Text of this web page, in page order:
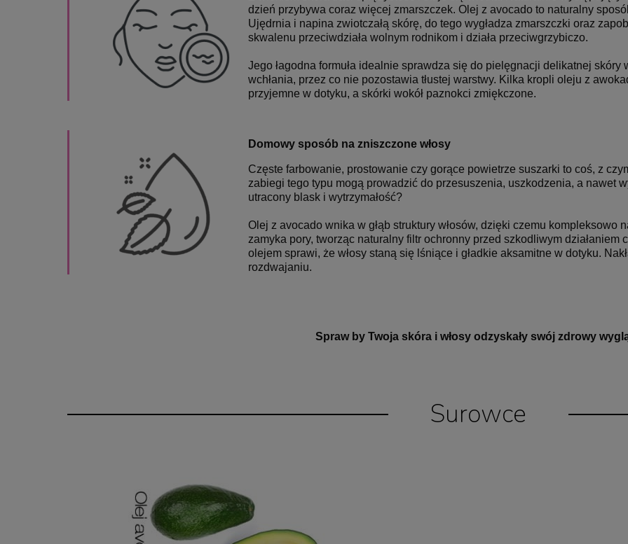
dzień przybywa coraz więcej zmarszczek. Olej z avocado to naturalny
Ujędrnia i napina zwiotczałą skórę, do tego wygładza zmarszczki oraz
skwalenu przeciwdziała wolnym rodnikom i działa przeciwgrzybiczo.
Jego łagodna formuła idealnie sprawdza się do pielęgnacji delikatnej skóry
wchłania, przez co nie pozostawia tłustej warstwy. Kilka kropli oleju z
przyjemne w dotyku, a skórki wokół paznokci zmiękczone.
Domowy sposób na zniszczone włosy
Częste farbowanie, prostowanie czy gorące powietrze suszarki to coś, z
zabiegi tego typu mogą prowadzić do przesuszenia, uszkodzenia, a nawet
utracony blask i wytrzymałość?
Olej z avocado wnika w głąb struktury włosów, dzięki czemu
zamyka pory, tworząc naturalny filtr ochronny przed szkodliwym
olejem sprawi, że włosy staną się lśniące i gładkie aksamitne w dotyku.
rozdwajaniu.
Spraw by Twoja skóra i włosy odzyskały swój zdrowy
Surowce